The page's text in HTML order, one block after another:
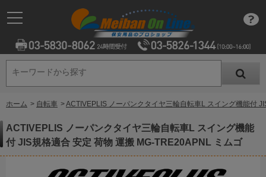
キーワードから探す
キーワードから探す
ホーム > 自転車 >ACTIVEPLIS ノーパンクタイヤ三輪自転車L スイング機能付
ACTIVEPLIS ノーパンクタイヤ三輪自転車L スイング機能
付 JIS規格適合 安定 荷物 運搬 MG-TRE20APNL ミムゴ